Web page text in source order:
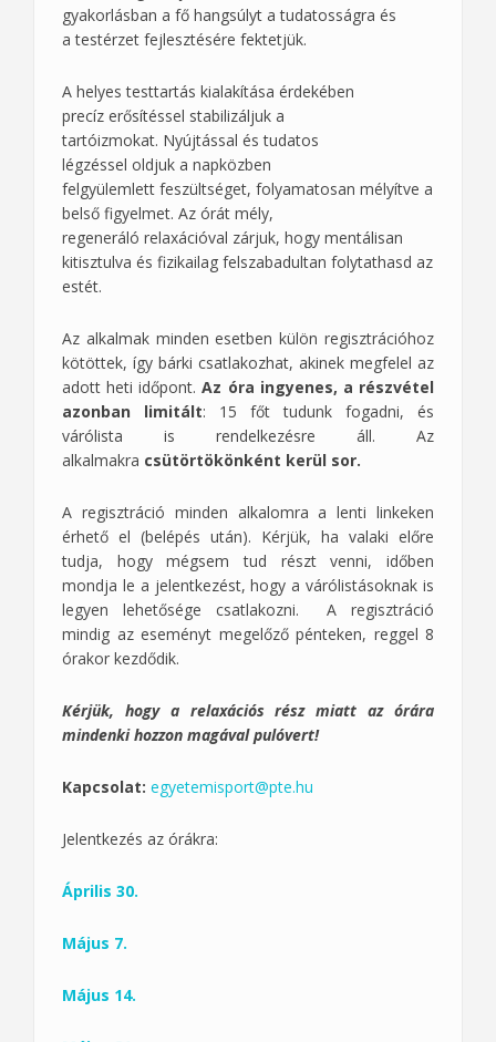
gyakorlásban a fő hangsúlyt a tudatosságra és
a testérzet fejlesztésére fektetjük.
A helyes testtartás kialakítása érdekében
precíz erősítéssel stabilizáljuk a
tartóizmokat. Nyújtással és tudatos
légzéssel oldjuk a napközben
felgyülemlett feszültséget, folyamatosan mélyítve a
belső figyelmet. Az órát mély,
regeneráló relaxációval zárjuk, hogy mentálisan
kitisztulva és fizikailag felszabadultan folytathasd az
estét.
Az alkalmak minden esetben külön regisztrációhoz
kötöttek, így bárki csatlakozhat, akinek megfelel az
adott heti időpont.Az óra ingyenes, a részvétel
azonban limitált: 15 főt tudunk fogadni, és
várólista is rendelkezésre áll. Az
alkalmakra csütörtökönként kerül sor.
A regisztráció minden alkalomra a lenti linkeken
érhető el (belépés után). Kérjük, ha valaki előre
tudja, hogy mégsem tud részt venni, időben
mondja le a jelentkezést, hogy a várólistásoknak is
legyen lehetősége csatlakozni. A regisztráció
mindig az eseményt megelőző pénteken, reggel 8
órakor kezdődik.
Kérjük, hogy a relaxációs rész miatt az órára
mindenki hozzon magával pulóvert!
Kapcsolat: egyetemisport@pte.hu
Jelentkezés az órákra:
Április 30.
Május 7.
Május 14.